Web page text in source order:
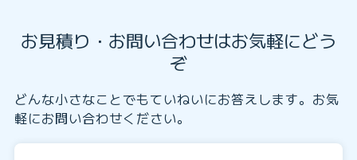
お見積り・お問い合わせはお気軽にどう
ぞ
どんな小さなことでもていねいにお答えします。お気
軽にお問い合わせください。